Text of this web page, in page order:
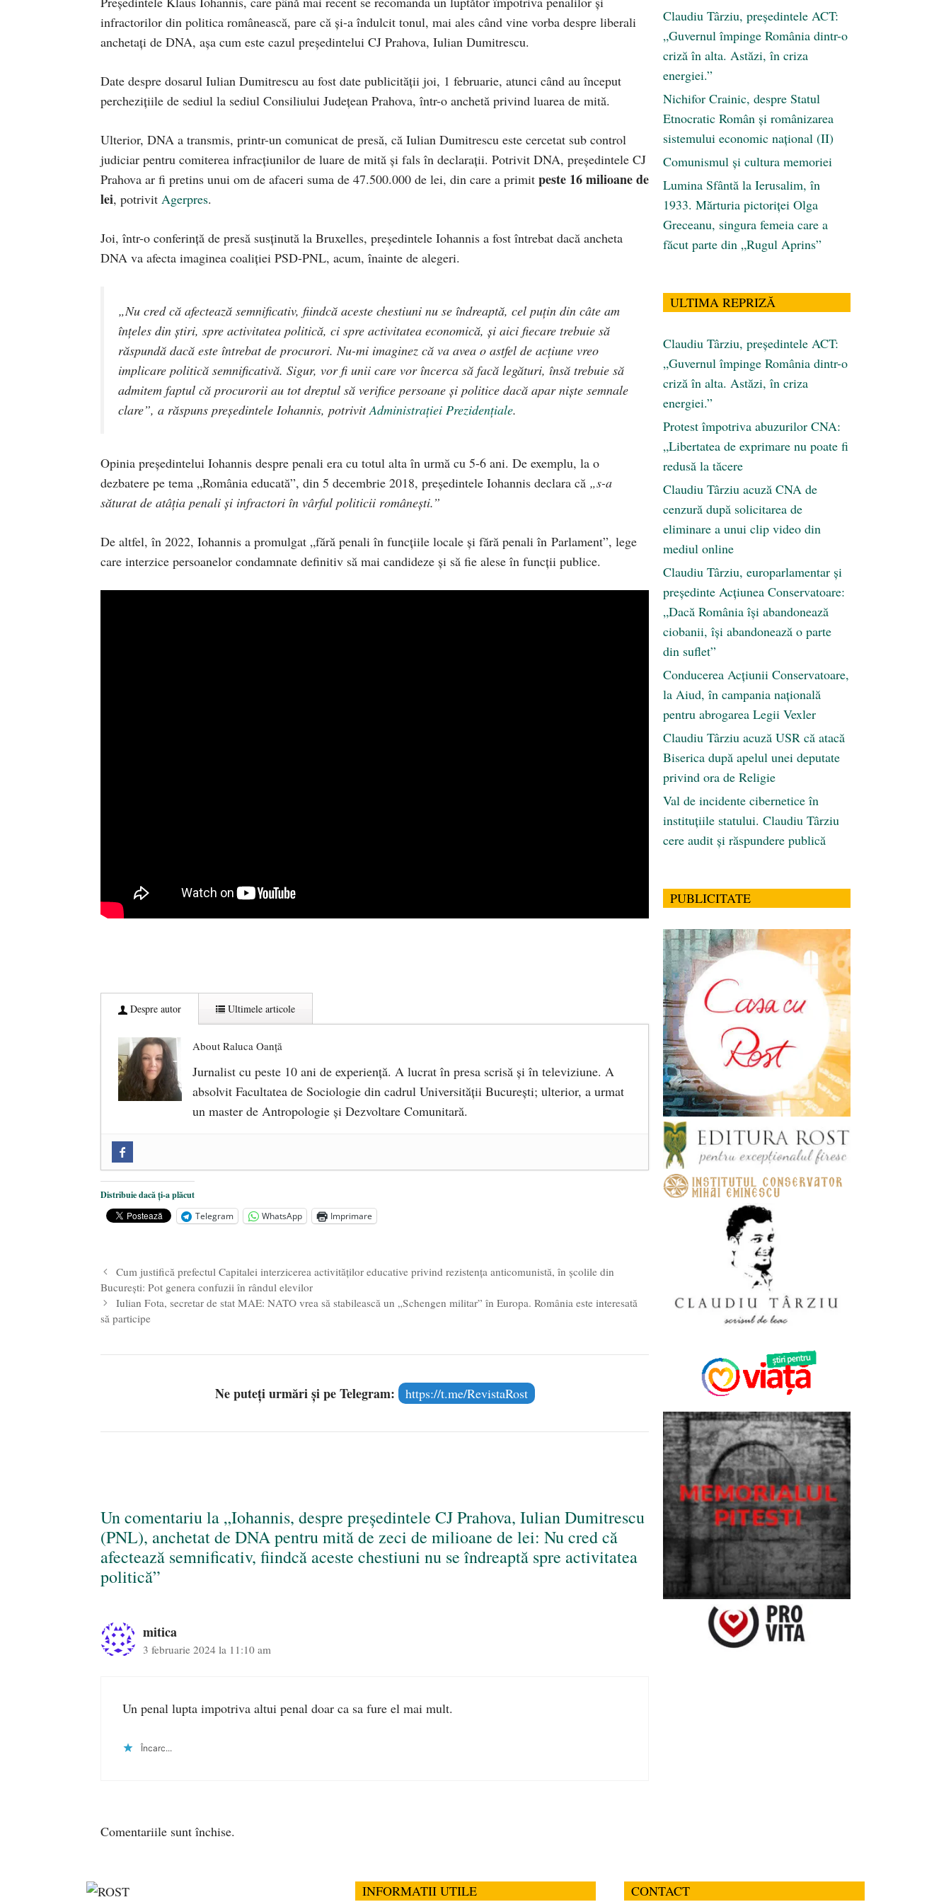
infractorilor din politica românească, pare că și-a îndulcit tonul, mai ales când vine vorba despre liberali
anchetați de DNA, așa cum este cazul președintelui CJ Prahova, Iulian Dumitrescu.
Date despre dosarul Iulian Dumitrescu au fost date publicității joi, 1 februarie, atunci când au început
perchezițiile de sediul la sediul Consiliului Județean Prahova, într-o anchetă privind luarea de mită.
Ulterior, DNA a transmis, printr-un comunicat de presă, că Iulian Dumitrescu este cercetat sub control
judiciar pentru comiterea infracţiunilor de luare de mită şi fals în declaraţii. Potrivit DNA, președintele CJ
Prahova ar fi pretins unui om de afaceri suma de 47.500.000 de lei, din care a primit peste 16 milioane de
lei, potrivit Agerpres.
Joi, într-o conferință de presă susținută la Bruxelles, președintele Iohannis a fost întrebat dacă ancheta
DNA va afecta imaginea coaliției PSD-PNL, acum, înainte de alegeri.
„Nu cred că afectează semnificativ, fiindcă aceste chestiuni nu se îndreaptă, cel puțin din câte am
înțeles din știri, spre activitatea politică, ci spre activitatea economică, și aici fiecare trebuie să
răspundă dacă este întrebat de procurori. Nu-mi imaginez că va avea o astfel de acțiune vreo
implicare politică semnificativă. Sigur, vor fi unii care vor încerca să facă legături, însă trebuie să
admitem faptul că procurorii au tot dreptul să verifice persoane și politice dacă apar niște semnale
clare”, a răspuns președintele Iohannis, potrivitAdministrației Prezidențiale.
Opinia președintelui Iohannis despre penali era cu totul alta în urmă cu 5-6 ani. De exemplu, la o
dezbatere pe tema „România educată”, din 5 decembrie 2018, președintele Iohannis declara că „s-a
săturat de atâția penali și infractori în vârful politicii românești.”
De altfel, în 2022, Iohannis a promulgat „fără penali în funcțiile locale și fără penali în Parlament”, lege
care interzice persoanelor condamnate definitiv să mai candideze și să fie alese în funcții publice.
Despre autor Ultimele articole
About Raluca Oanță
Jurnalist cu peste 10 ani de experiență. A lucrat în presa scrisă și în televiziune. A
absolvit Facultatea de Sociologie din cadrul Universității București; ulterior, a urmat
un master de Antropologie și Dezvoltare Comunitară.
comemorat la 102 ani de la naștere - 29 iulie 2024
„Carnea cultivată” în laborator, tot mai aproape de autorizare pentru comercializare în UE
iulie 2024
Distribuie dacă ți-a plăcut
Telegram
WhatsApp Imprimare
Cum justifică prefectul Capitalei interzicerea activităților educative privind rezistența anticomunistă, în școlile din
București: Pot genera confuzii în rândul elevilor
Iulian Fota, secretar de stat MAE: NATO vrea să stabilească un „Schengen militar” în Europa. România este interesată
să participe
Ne puteți urmări și pe Telegram: https://t.me/RevistaRost
Un comentariu la „Iohannis, despre președintele CJ Prahova, Iulian Dumitrescu
(PNL), anchetat de DNA pentru mită de zeci de milioane de lei: Nu cred că
afectează semnificativ, fiindcă aceste chestiuni nu se îndreaptă spre activitatea
politică”
mitica
3 februarie 2024 la 11:10 am
Un penal lupta impotriva altui penal doar ca sa fure el mai mult.
Încarc...
Comentariile sunt închise.
Claudiu Târziu, președintele ACT:
„Guvernul împinge România dintr-o
criză în alta. Astăzi, în criza
energiei.”
Nichifor Crainic, despre Statul
Etnocratic Român şi românizarea
sistemului economic naţional (II)
Comunismul şi cultura memoriei
Lumina Sfântă la Ierusalim, în
1933. Mărturia pictoriței Olga
Greceanu, singura femeia care a
făcut parte din „Rugul Aprins”
ULTIMA REPRIZĂ
Claudiu Târziu, președintele ACT:
„Guvernul împinge România dintr-o
criză în alta. Astăzi, în criza
energiei.”
Protest împotriva abuzurilor CNA:
„Libertatea de exprimare nu poate fi
redusă la tăcere
Claudiu Târziu acuză CNA de
cenzură după solicitarea de
eliminare a unui clip video din
mediul online
Claudiu Târziu, europarlamentar și
președinte Acțiunea Conservatoare:
„Dacă România își abandonează
ciobanii, își abandonează o parte
din suflet”
Conducerea Acțiunii Conservatoare,
la Aiud, în campania națională
pentru abrogarea Legii Vexler
Claudiu Târziu acuză USR că atacă
Biserica după apelul unei deputate
privind ora de Religie
Val de incidente cibernetice în
instituțiile statului. Claudiu Târziu
cere audit și răspundere publică
PUBLICITATE
INFORMATII UTILE CONTACT